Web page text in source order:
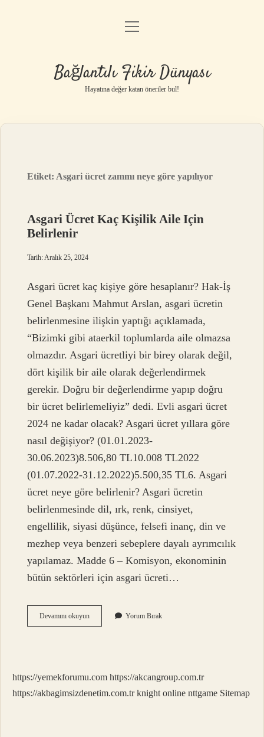
Anasayfa
Yasal Uyarı
menüyü
Bağlantılı Fikir Dünyası
Hayatına değer katan öneriler bul!
Etiket: Asgari ücret zammı neye göre yapılıyor
Asgari Ücret Kaç Kişilik Aile Için
Belirlenir
Tarih: Aralık 25, 2024
Asgari ücret kaç kişiye göre hesaplanır? Hak-İş
Genel Başkanı Mahmut Arslan, asgari ücretin
belirlenmesine ilişkin yaptığı açıklamada,
“Bizimki gibi ataerkil toplumlarda aile olmazsa
olmazdır. Asgari ücretliyi bir birey olarak değil,
dört kişilik bir aile olarak değerlendirmek
gerekir. Doğru bir değerlendirme yapıp doğru
bir ücret belirlemeliyiz” dedi. Evli asgari ücret
2024 ne kadar olacak? Asgari ücret yıllara göre
nasıl değişiyor? (01.01.2023-
30.06.2023)8.506,80 TL10.008 TL2022
(01.07.2022-31.12.2022)5.500,35 TL6. Asgari
ücret neye göre belirlenir? Asgari ücretin
belirlenmesinde dil, ırk, renk, cinsiyet,
engellilik, siyasi düşünce, felsefi inanç, din ve
mezhep veya benzeri sebeplere dayalı ayrımcılık
yapılamaz. Madde 6 – Komisyon, ekonominin
bütün sektörleri için asgari ücreti…
Devamını okuyunAsgari
Ücret
Belirlenir
Yorum Bırak
https://yemekforumu.com https://akcangroup.com.tr
https://akbagimsizdenetim.com.tr knight online nttgame Sitemap